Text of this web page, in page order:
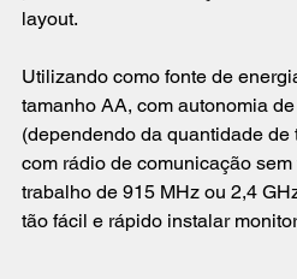
layout.
Utilizando como fonte de
tamanho AA, com autonomia
(dependendo da quantidade de
com rádio de comunicação
trabalho de 915 MHz ou 2,4
tão fácil e rápido instalar